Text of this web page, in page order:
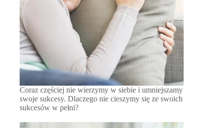
Coraz częściej nie wierzymy w siebie i umniejszamy
swoje sukcesy. Dlaczego nie cieszymy się ze swoich
sukcesów w pełni?